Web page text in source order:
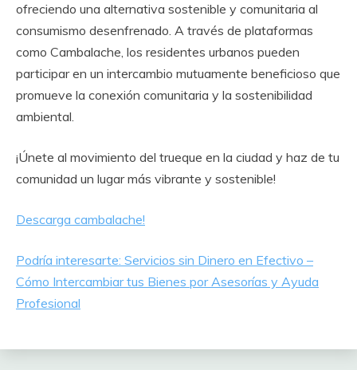
ofreciendo una alternativa sostenible y comunitaria al
consumismo desenfrenado. A través de plataformas
como Cambalache, los residentes urbanos pueden
participar en un intercambio mutuamente beneficioso que
promueve la conexión comunitaria y la sostenibilidad
ambiental.
¡Únete al movimiento del trueque en la ciudad y haz de tu
comunidad un lugar más vibrante y sostenible!
Descarga cambalache!
Podría interesarte: Servicios sin Dinero en Efectivo –
Cómo Intercambiar tus Bienes por Asesorías y Ayuda
Profesional